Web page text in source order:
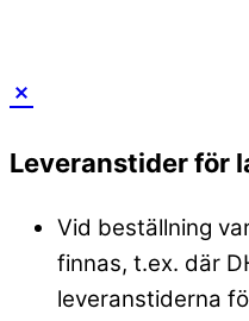
Skip
content
Leveranstider för
Vid beställning
finnas, t.ex. där
leveranstiderna